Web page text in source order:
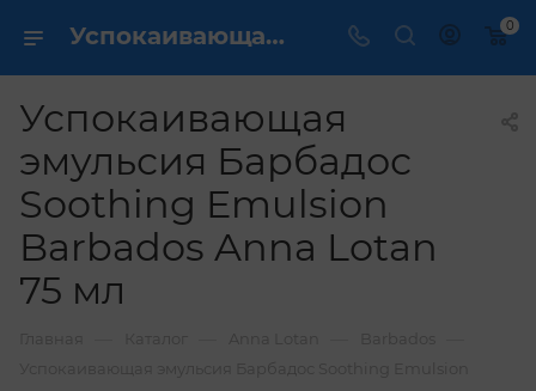
Успокаивающая эмульсия Барбадос Soothing Emulsion Barbados Anna Lotan 75 мл купить по выгодной цене в интернет магазине 0
Успокаивающая
эмульсия Барбадос
Soothing Emulsion
Barbados Anna Lotan
75 мл